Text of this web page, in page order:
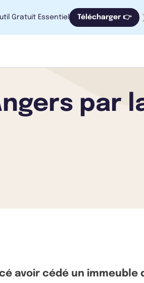
Gratuit Essentiel Télécharger 👉
par
avoir cédé un